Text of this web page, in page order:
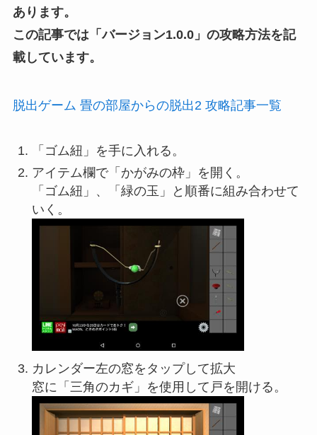
あります。
この記事では「バージョン1.0.0」の攻略方法を記
載しています。
脱出ゲーム 畳の部屋からの脱出2 攻略記事一覧
「ゴム紐」を手に入れる。
アイテム欄で「かがみの枠」を開く。
「ゴム紐」、「緑の玉」と順番に組み合わせて
いく。
カレンダー左の窓をタップして拡大
窓に「三角のカギ」を使用して戸を開ける。